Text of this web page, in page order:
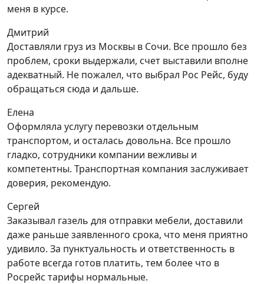
меня в курсе.
Дмитрий
Доставляли груз из Москвы в Сочи. Все прошло без
проблем, сроки выдержали, счет выставили вполне
адекватный. Не пожалел, что выбрал Рос Рейс, буду
обращаться сюда и дальше.
Елена
Оформляла услугу перевозки отдельным
транспортом, и осталась довольна. Все прошло
гладко, сотрудники компании вежливы и
компетентны. Транспортная компания заслуживает
доверия, рекомендую.
Сергей
Заказывал газель для отправки мебели, доставили
даже раньше заявленного срока, что меня приятно
удивило. За пунктуальность и ответственность в
работе всегда готов платить, тем более что в
Росрейс тарифы нормальные.